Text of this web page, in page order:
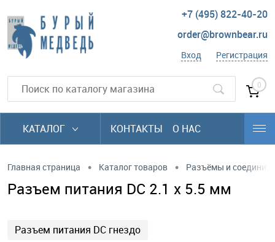
+7 (495) 822-40-20
order@brownbear.ru
Вход Регистрация
0
КАТАЛОГ КОНТАКТЫ О НАС
Главная страница • Каталог товаров • Разъёмы и
Разъем питания DC 2.1 х 5.5 мм
Разъем питания DC гнездо